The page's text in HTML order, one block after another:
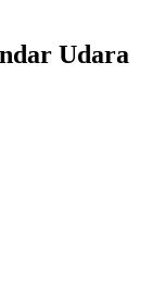
Udara